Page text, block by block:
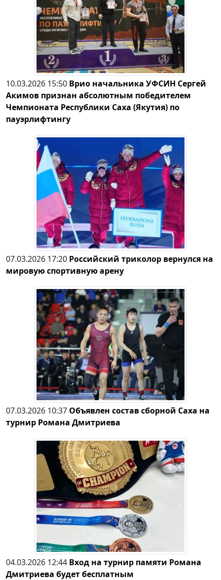
10.03.2026 15:50 Врио начальника УФСИН Сергей
Акимов признан абсолютным победителем
Чемпионата Республики Саха (Якутия) по
пауэрлифтингу
07.03.2026 17:20 Российский триколор вернулся на
мировую спортивную арену
07.03.2026 10:37 Объявлен состав сборной Саха на
турнир Романа Дмитриева
04.03.2026 12:44 Вход на турнир памяти Романа
Дмитриева будет бесплатным